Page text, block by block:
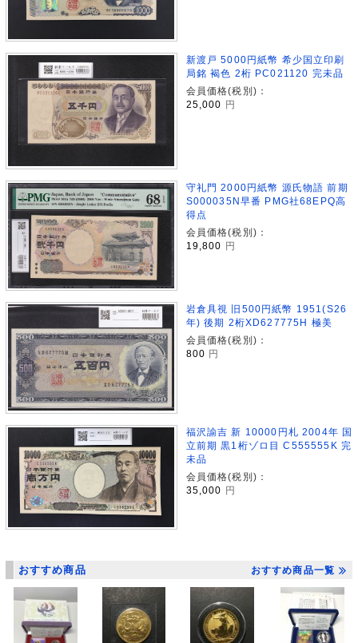
新渡戸 5000円紙幣 希少国立印刷
局銘 褐色 2桁 PC021120 完未品
会員価格(税別)：
25,000
円
守礼門 2000円紙幣 源氏物語 前期
S000035N早番 PMG社68EPQ高
得点
会員価格(税別)：
19,800 円
岩倉具視 旧500円紙幣 1951(S26
年) 後期 2桁XD627775H 極美
会員価格(税別)：
800 円
福沢諭吉 新 10000円札 2004年 国
立前期 黒1桁ゾロ目 C555555K 完
未品
会員価格(税別)：
35,000 円
おすすめ商品 おすすめ商品一覧